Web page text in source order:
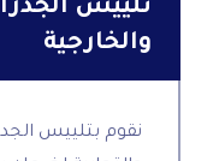
تلييس
والخارجية
نقوم بتلييس